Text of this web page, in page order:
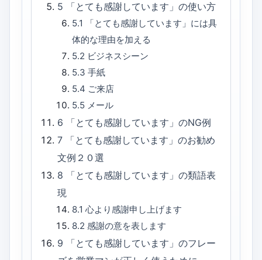
5
「とても感謝しています」の使い方
5.1
「とても感謝しています」には具
体的な理由を加える
5.2 ビジネスシーン
5.3 手紙
5.4 ご来店
5.5 メール
6
「とても感謝しています」のNG例
7
「とても感謝しています」のお勧め
文例２０選
8
「とても感謝しています」の類語表
現
8.1 心より感謝申し上げます
8.2 感謝の意を表します
9
「とても感謝しています」のフレー